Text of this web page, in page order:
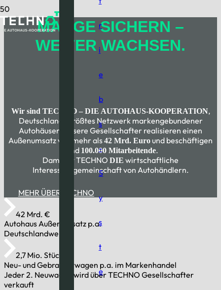
r
i
e
b
s
-
S
y
s
t
e
MARGE SICHERN –
WEITER WACHSEN.
Wir sind TECHNO – DIE AUTOHAUS-KOOPERATION,
Deutschlands größtes Netzwerk markengebundener
Autohäuser. Unsere Gesellschafter realisieren einen
Außenumsatz von mehr als42 Mrd. Euro und beschäftigen
rund 100.000 Mitarbeitende.
Damit ist TECHNO DIE wirtschaftliche
Interessensgemeinschaft von Autohändlern.
MEHR ÜBER TECHNO
42 Mrd. €
Autohaus Außenum­satz p.a.
Deutschlandweit
2,7 Mio. Stück
Neu- und Gebraucht­wagen p.a. im Markenhandel
Jeder 2. Neuwagen wird über TECHNO Gesellschafter
verkauft